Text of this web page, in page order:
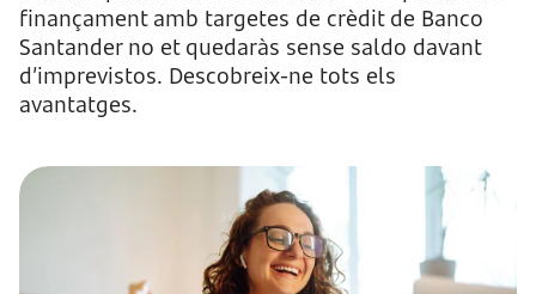
finançament amb targetes de crèdit de Banco
Santander no et quedaràs sense saldo davant
d’imprevistos. Descobreix-ne tots els
avantatges.